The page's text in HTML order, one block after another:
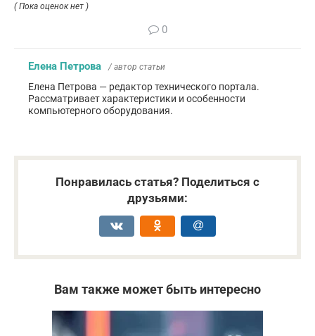
( Пока оценок нет )
0
Елена Петрова / автор статьи
Елена Петрова — редактор технического портала.
Рассматривает характеристики и особенности
компьютерного оборудования.
Понравилась статья? Поделиться с
друзьями:
Вам также может быть интересно